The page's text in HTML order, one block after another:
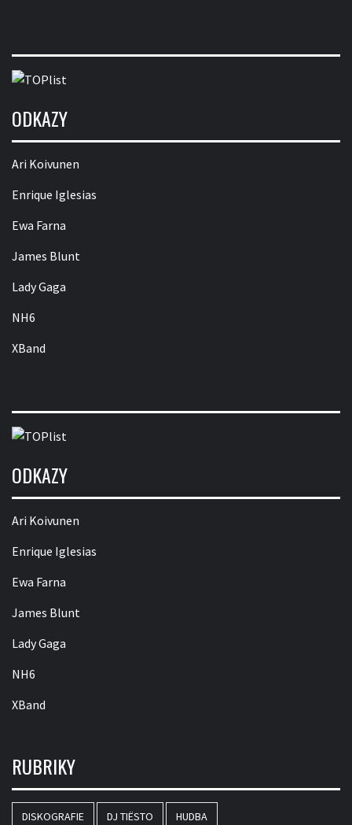
ODKAZY
Ari Koivunen
Enrique Iglesias
Ewa Farna
James Blunt
Lady Gaga
NH6
XBand
ODKAZY
Ari Koivunen
Enrique Iglesias
Ewa Farna
James Blunt
Lady Gaga
NH6
XBand
RUBRIKY
DISKOGRAFIE DJ TIËSTO HUDBA